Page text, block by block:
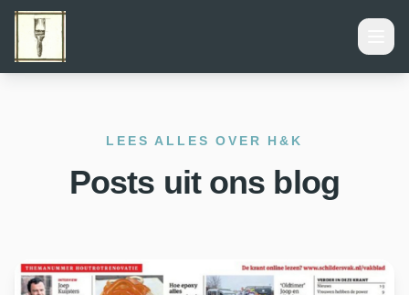
LEES ALLES OVER H&K
Posts uit ons blog